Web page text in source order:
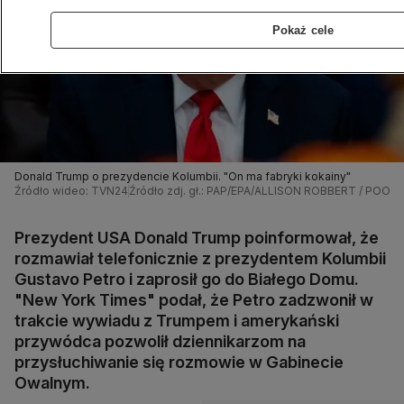
Donald Trump o prezydencie Kolumbii. "On ma fabryki kokainy"
Źródło wideo: TVN24 Źródło zdj. gł.: PAP/EPA/ALLISON ROBBERT / POOL
Prezydent USA Donald Trump poinformował, że
rozmawiał telefonicznie z prezydentem Kolumbii
Gustavo Petro i zaprosił go do Białego Domu.
"New York Times" podał, że Petro zadzwonił w
trakcie wywiadu z Trumpem i amerykański
przywódca pozwolił dziennikarzom na
przysłuchiwanie się rozmowie w Gabinecie
Owalnym.
Pokaż cele